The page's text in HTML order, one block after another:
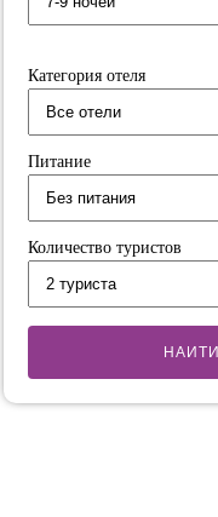
Категория отеля
Питание
Количество туристов
НАИТИ